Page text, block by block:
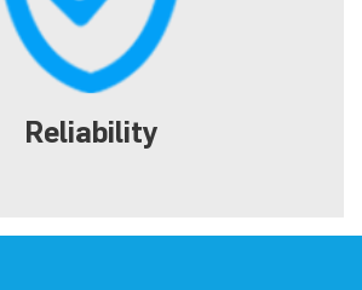
Reliability